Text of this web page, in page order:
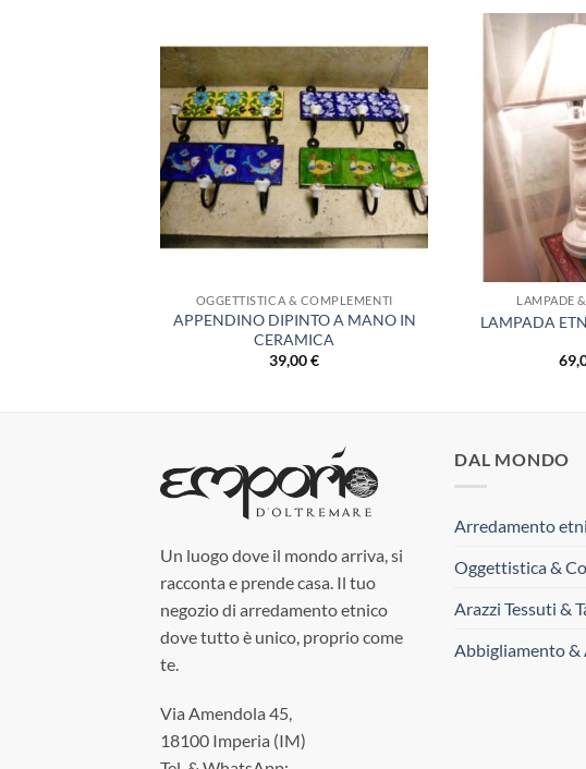
Aggiungi
alla lista
dei
desideri
OGGETTISTICA & COMPLEMENTI
APPENDINO DIPINTO A MANO IN
CERAMICA
39,00€
LAMPADE
LAMPADA
Un luogo dove il mondo arriva, si
racconta e prende casa. Il tuo
negozio di arredamento etnico
dove tutto è unico, proprio come
te.
Via Amendola 45,
18100 Imperia (IM)
DAL MONDO
Arredamento
Oggettistica &
Arazzi Tessuti &
Abbigliamento &